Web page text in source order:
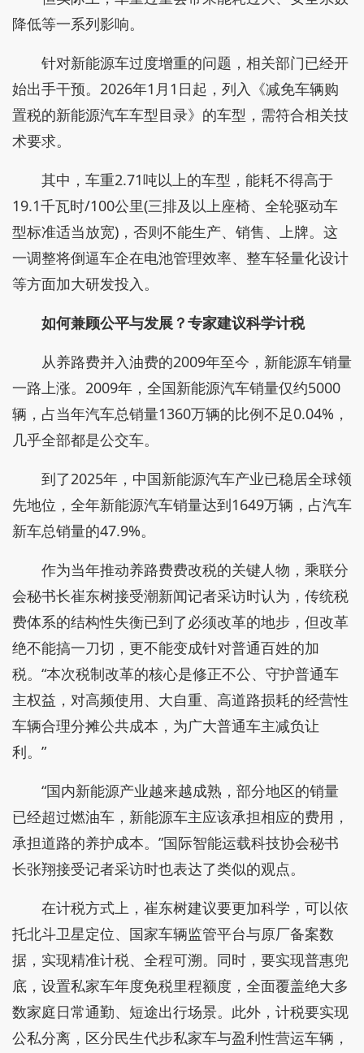
降低等一系列影响。
针对新能源车过度增重的问题，相关部门已经开
始出手干预。2026年1月1日起，列入《减免车辆购
置税的新能源汽车车型目录》的车型，需符合相关技
术要求。
其中，车重2.71吨以上的车型，能耗不得高于
19.1千瓦时/100公里(三排及以上座椅、全轮驱动车
型标准适当放宽)，否则不能生产、销售、上牌。这
一调整将倒逼车企在电池管理效率、整车轻量化设计
等方面加大研发投入。
如何兼顾公平与发展？专家建议科学计税
从养路费并入油费的2009年至今，新能源车销量
一路上涨。2009年，全国新能源汽车销量仅约5000
辆，占当年汽车总销量1360万辆的比例不足0.04%，
几乎全部都是公交车。
到了2025年，中国新能源汽车产业已稳居全球领
先地位，全年新能源汽车销量达到1649万辆，占汽车
新车总销量的47.9%。
作为当年推动养路费费改税的关键人物，乘联分
会秘书长崔东树接受潮新闻记者采访时认为，传统税
费体系的结构性失衡已到了必须改革的地步，但改革
绝不能搞一刀切，更不能变成针对普通百姓的加
税。“本次税制改革的核心是修正不公、守护普通车
主权益，对高频使用、大自重、高道路损耗的经营性
车辆合理分摊公共成本，为广大普通车主减负让
利。”
“国内新能源产业越来越成熟，部分地区的销量
已经超过燃油车，新能源车主应该承担相应的费用，
承担道路的养护成本。”国际智能运载科技协会秘书
长张翔接受记者采访时也表达了类似的观点。
在计税方式上，崔东树建议要更加科学，可以依
托北斗卫星定位、国家车辆监管平台与原厂备案数
据，实现精准计税、全程可溯。同时，要实现普惠兜
底，设置私家车年度免税里程额度，全面覆盖绝大多
数家庭日常通勤、短途出行场景。此外，计税要实现
公私分离，区分民生代步私家车与盈利性营运车辆，